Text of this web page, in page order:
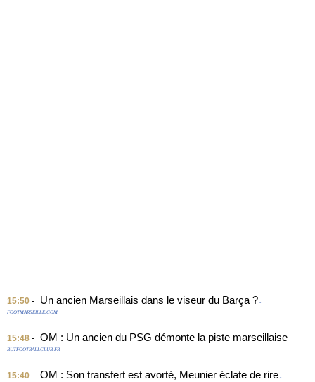
15:50 - Un ancien Marseillais dans le viseur du Barça ? -
FOOTMARSEILLE.COM
15:48 - OM : Un ancien du PSG démonte la piste marseillaise -
BUTFOOTBALLCLUB.FR
15:40 - OM : Son transfert est avorté, Meunier éclate de rire -